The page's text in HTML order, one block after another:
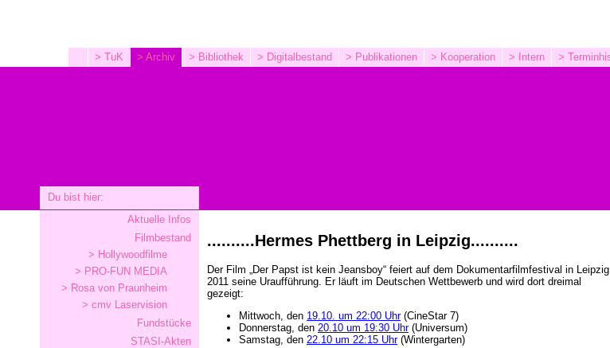
> TuK > Archiv > Bibliothek > Digitalbestand > Publikationen > Kooperation > Intern >
Du bist hier:
Aktuelle Infos
Filmbestand
> Hollywoodfilme
> PRO-FUN MEDIA
> Rosa von Praunheim
> cmv Laservision
Fundstücke
STASI-Akten
..........Hermes Phettberg in Leipzig..........
Der Film „Der Papst ist kein Jeansboy“ feiert auf dem Dokumentarfilmfestival in Leipzig
2011 seine Uraufführung. Er läuft im Deutschen Wettbewerb und wird dort dreimal
gezeigt:
Mittwoch, den 19.10. um 22:00 Uhr(CineStar 7)
Donnerstag, den 20.10 um 19:30 Uhr(Universum)
Samstag, den 22.10 um 22:15 Uhr(Wintergarten)